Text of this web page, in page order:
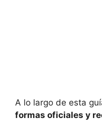
A lo largo de esta
formas oficiales y